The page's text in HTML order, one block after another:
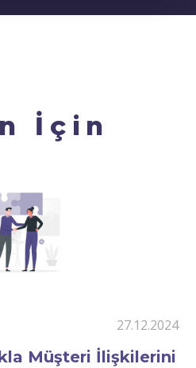
İçin
27.12.2024
Müşteri İlişkilerini